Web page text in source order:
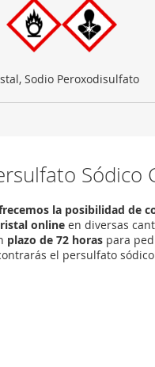
Sodio Peroxodisulfato
Sódico
la posibilidad de
online en diversas
plazo de 72 horas para
el persulfato